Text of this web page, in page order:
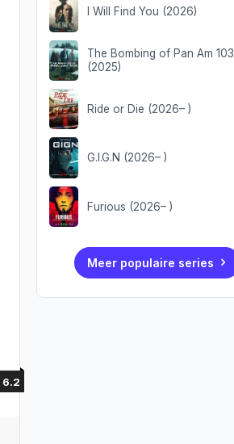
6.2
I Will Find You (2026)
The Bombing of Pan Am 103
(2025)
Ride or Die (2026– )
G.I.G.N (2026– )
Furious (2026– )
Meer populaire series